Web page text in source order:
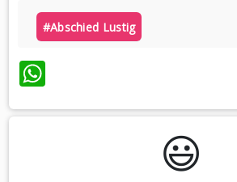
#abschied Lustig
WhatsApp
😃️